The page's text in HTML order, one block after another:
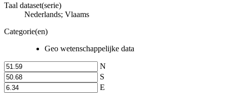
Taal dataset(serie)
Nederlands; Vlaams
Categorie(en)
Geo wetenschappelijke data
N
S
E